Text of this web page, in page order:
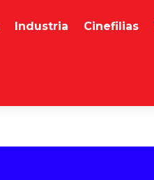
Industria Cinefilias